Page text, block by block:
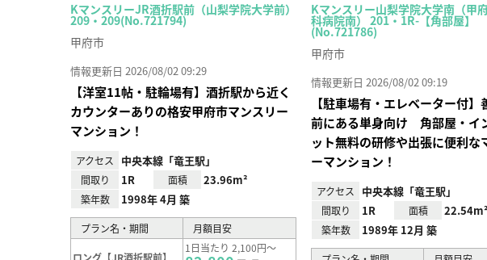
KマンスリーJR酒折駅前（山梨学院大学前）
209・209(No.721794)
甲府市
情報更新日 2026/08/02 09:29
【洋室11帖・駐輪場有】酒折駅から近く
カウンターありの格安甲府市マンスリー
マンション！
アクセス 中央本線「竜王駅」
間取り 1R 面積 23.96m²
築年数 1998年 4月 築
プラン名・期間 月額目安
ロング【JR酒折駅前】
1日当たり 2,100円～
Kマンスリー山梨学院大学南（甲
科病院南） 201・1R-【角部屋】
(No.721786)
甲府市
情報更新日 2026/08/02 09:19
【駐車場有・エレベーター付】
前にある単身向け 角部屋・イ
ット無料の研修や出張に便利な
ーマンション！
アクセス 中央本線「竜王駅」
間取り 1R 面積 22.54m²
築年数 1989年 12月 築